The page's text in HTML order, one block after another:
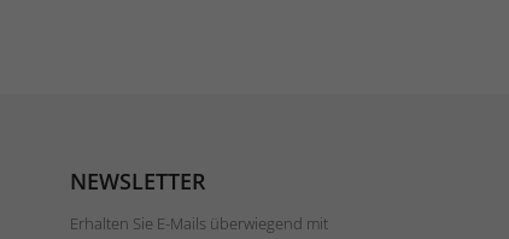
NEWSLETTER
Erhalten Sie E-Mails überwiegend mit